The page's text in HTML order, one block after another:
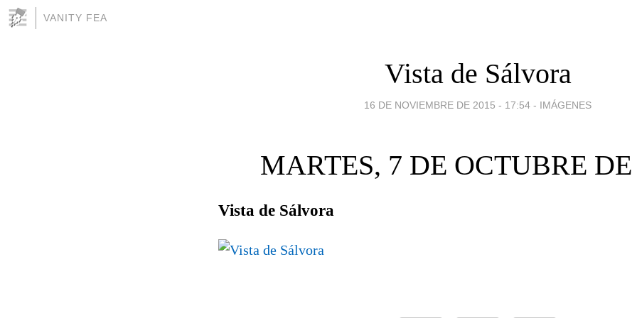
VANITY FEA
Vista de Sálvora
16 DE NOVIEMBRE DE 2015 - 17:54 - IMÁGENES
MARTES, 7 DE OCTUBRE DE
Vista de Sálvora